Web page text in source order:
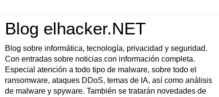
Blog elhacker.NET
Blog sobre informática, tecnología, privacidad y seguridad.
Con entradas sobre noticias con información completa.
Especial atención a todo tipo de malware, sobre todo el
ransomware, ataques DDoS, temas de IA, así como análisis
de malware y spyware. También se tratarán novedades de